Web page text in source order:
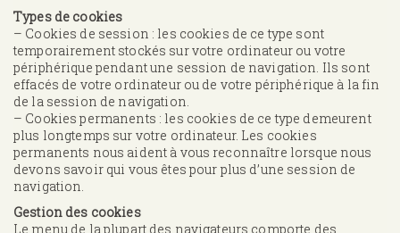
Types de cookies
– Cookies de session : les cookies de ce type sont
temporairement stockés sur votre ordinateur ou votre
périphérique pendant une session de navigation. Ils sont
effacés de votre ordinateur ou de votre périphérique à la fin
de la session de navigation.
– Cookies permanents : les cookies de ce type demeurent
plus longtemps sur votre ordinateur. Les cookies
permanents nous aident à vous reconnaître lorsque nous
devons savoir qui vous êtes pour plus d’une session de
navigation.
Gestion des cookies
Le menu de la plupart des navigateurs comporte des